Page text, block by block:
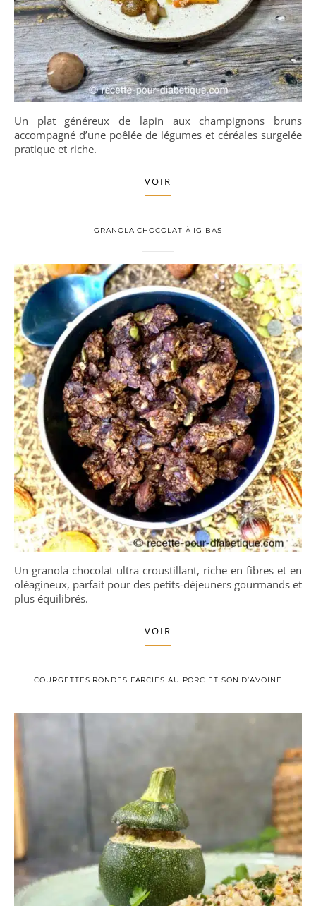
Un plat généreux de lapin aux champignons bruns
accompagné d’une poêlée de légumes et céréales surgelée
pratique et riche.
VOIR
GRANOLA CHOCOLAT À IG BAS
Un granola chocolat ultra croustillant, riche en fibres et en
oléagineux, parfait pour des petits-déjeuners gourmands et
plus équilibrés.
VOIR
COURGETTES RONDES FARCIES AU PORC ET SON D’AVOINE